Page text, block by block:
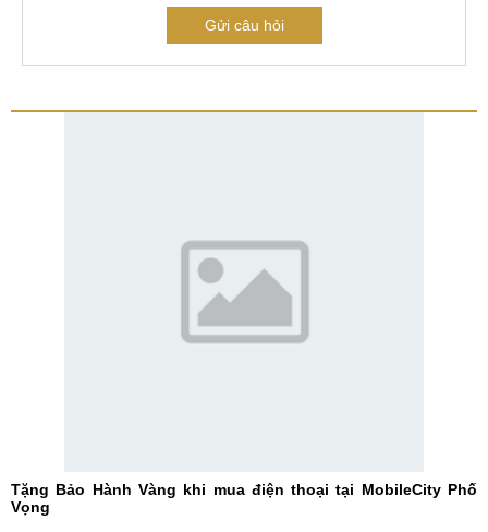
Gửi câu hỏi
Tặng Bảo Hành Vàng khi mua điện thoại tại MobileCity Phố
Vọng